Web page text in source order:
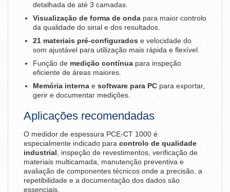
detalhada de até 3 camadas.
Visualização de forma de onda para maior controlo
da qualidade do sinal e dos resultados.
21 materiais pré-configurados e velocidade do
som ajustável para utilização mais rápida e flexível.
Função de medição contínua para inspeção
eficiente de áreas maiores.
Memória interna e software para PC para exportar,
gerir e documentar medições.
Aplicações recomendadas
O medidor de espessura PCE-CT 1000 é
especialmente indicado para controlo de qualidade
industrial , inspeção de revestimentos, verificação de
materiais multicamada, manutenção preventiva e
avaliação de componentes técnicos onde a precisão, a
repetibilidade e a documentação dos dados são
essenciais.